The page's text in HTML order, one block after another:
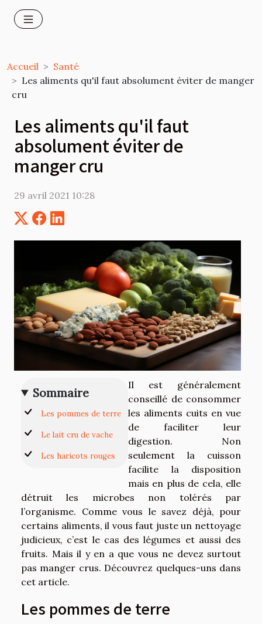
Accueil
Santé
Les aliments qu'il faut absolument éviter de manger
cru
Les aliments qu'il faut
absolument éviter de
manger cru
29 avril 2021 10:28
Sommaire
Les pommes de terre
Le lait cru de vache
Les haricots rouges
Il est généralement
conseillé de consommer
les aliments cuits en vue
de faciliter leur
digestion. Non
seulement la cuisson
facilite la disposition
mais en plus de cela, elle
détruit les microbes non tolérés par
l’organisme. Comme vous le savez déjà, pour
certains aliments, il vous faut juste un nettoyage
judicieux, c’est le cas des légumes et aussi des
fruits. Mais il y en a que vous ne devez surtout
pas manger crus. Découvrez quelques-uns dans
cet article.
Les pommes de terre